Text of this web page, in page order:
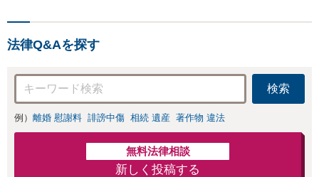
評あり【電話相談
可】依頼者に寄り
添い解決まで尽
力。まずは勇気を
出してご相談くだ
さい！分割払い対
応可
法律Q&Aを探す
検索
例） 離婚 慰謝料 誹謗中傷 相続 遺産 著作物 違法
無料法律相談
新しく投稿する